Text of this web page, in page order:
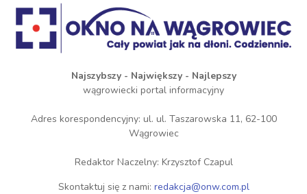
Najszybszy - Największy - Najlepszy
wągrowiecki portal informacyjny
Adres korespondencyjny: ul. ul. Taszarowska 11, 62-100
Wągrowiec
Redaktor Naczelny: Krzysztof Czapul
Skontaktuj się z nami: redakcja@onw.com.pl